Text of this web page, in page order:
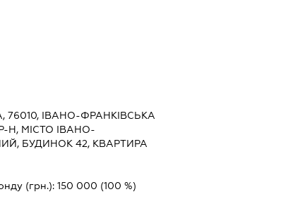
76010, ІВАНО-ФРАНКІВСЬКА
Н, МІСТО ІВАНО-
БУДИНОК 42, КВАРТИРА
(грн.): 150 000 (100 %)